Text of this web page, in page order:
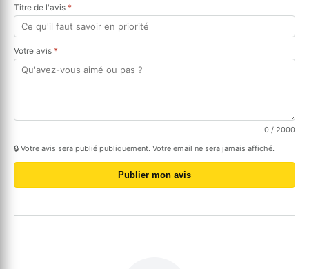
Titre de l'avis *
Votre avis *
0 / 2000
🔒 Votre avis sera publié publiquement. Votre email ne sera jamais affiché.
Publier mon avis